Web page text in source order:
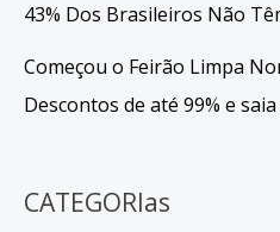
43% Dos Brasileiros Não
Começou o Feirão Limpa
Descontos de até 99% e
CATEGORIas